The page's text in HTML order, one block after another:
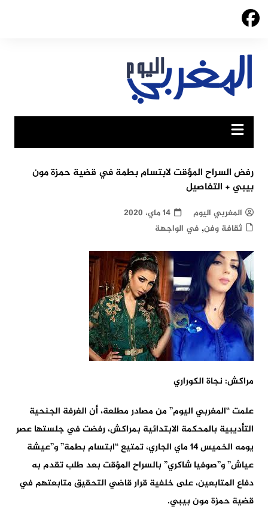
Skip
رفض السراح المؤقت لابتسام بطمة في قضية حمزة مون
بيبي + التفاصيل
المغربي اليوم
14 ماي، 2020
ثقافة وفن, في الواجهة
مراكش: نجاة الكوراري
علمت “المغربي اليوم” من مصادر مطلعة، أن الغرفة الجنحية
التأديبية بالمحكمة الابتدائية بمراكش، رفضت في جلستها عصر
يومه الخميس 14 ماي الجاري، تمتيع “ابتسام بطمة” و”عيشة
عياش” و”صوفيا شاكري” بالسراح المؤقت بعد طلب تقدم به
دفاع المتابعين، على خلفية قرار قاضي التحقيق متابعتهم في
قضية حمزة مون بيبي.